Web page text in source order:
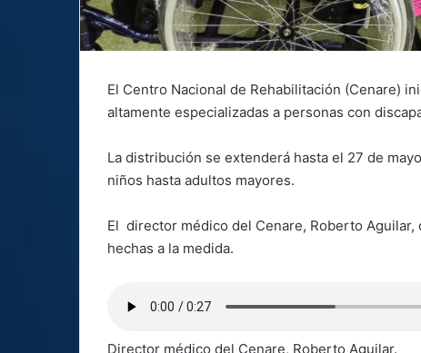
El Centro Nacional de Rehabilitación (Cenare)
altamente especializadas a personas con
La distribución se extenderá hasta el 27 de
niños hasta adultos mayores.
El director médico del Cenare, Roberto
hechas a la medida.
Director médico del Cenare, Roberto Aguilar.